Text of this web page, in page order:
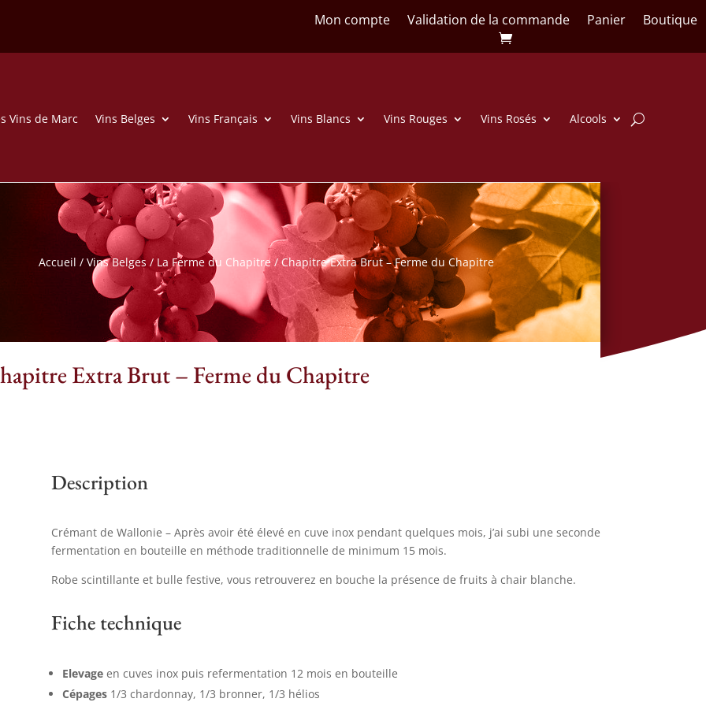
Mon compte Validation de la commande Panier Boutique
Vins de Marc Vins Belges Vins Français Vins Blancs Vins Rouges Vins Rosés Alcools
Accueil /Vins Belges/ La Ferme du Chapitre/ Chapitre Extra Brut – Ferme du Chapitre
Extra Brut – Ferme du Chapitre
Description
Crémant de Wallonie – Après avoir été élevé en cuve inox pendant quelques mois, j’ai subi une seconde
fermentation en bouteille en méthode traditionnelle de minimum 15 mois.
Robe scintillante et bulle festive, vous retrouverez en bouche la présence de fruits à chair blanche.
Fiche technique
Elevage en cuves inox puis refermentation 12 mois en bouteille
Cépages1/3 chardonnay, 1/3 bronner, 1/3 hélios